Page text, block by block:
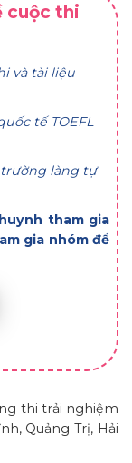
cuộc thi
và tài liệu
tế TOEFL
làng tự
tham gia
gia nhóm để
thi trải nghiệm
Quảng Trị, Hải